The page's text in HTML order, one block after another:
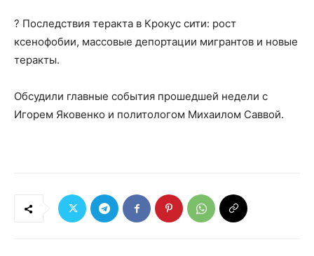
? Последствия теракта в Крокус сити: рост
ксенофобии, массовые депортации мигрантов и новые
теракты.
Обсудили главные события прошедшей недели с
Игорем Яковенко и политологом Михаилом Саввой.